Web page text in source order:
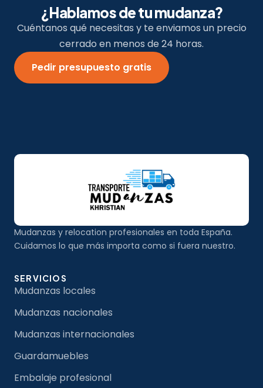
¿Hablamos de tu mudanza?
Cuéntanos qué necesitas y te enviamos un precio
cerrado en menos de 24 horas.
Pedir presupuesto gratis
Mudanzas y relocation profesionales en toda España.
Cuidamos lo que más importa como si fuera nuestro.
SERVICIOS
Mudanzas locales
Mudanzas nacionales
Mudanzas internacionales
Guardamuebles
Embalaje profesional